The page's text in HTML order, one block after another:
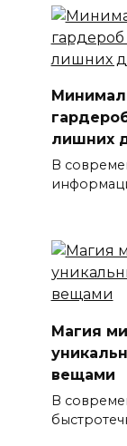
лишних
В
Магия
вещами
В